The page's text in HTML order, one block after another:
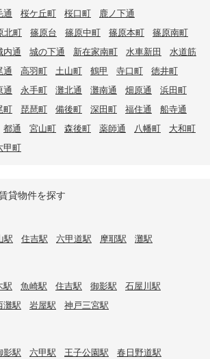
通 桜ケ丘町 桜口町
鹿ノ下通
北町 篠原台 篠原中町 篠原本町
篠原南町
内通 城の下通 新在家南町 水車新田
水道筋
通 高羽町 土山町 鶴甲 寺口町
徳井町
通 永手町 灘北通 灘南通 畑原通
浜田町
町 琵琶町 備後町 深田町 福住通
船寺通
都通 宮山町 森後町 薬師通 八幡町
大和町
甲町
貸物件を探す
駅 住吉駅 六甲道駅 摩耶駅 灘駅
駅 魚崎駅 住吉駅 御影駅
石屋川駅
灘駅 岩屋駅 神戸三宮駅
影駅 六甲駅 王子公園駅 春日野道駅